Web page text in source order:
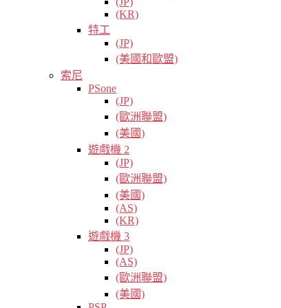
(KR)
特工
(JP)
(美國和歐盟)
索尼
PSone
(JP)
(歐洲聯盟)
(美國)
遊戲機 2
(JP)
(歐洲聯盟)
(美國)
(AS)
(KR)
遊戲機 3
(JP)
(AS)
(歐洲聯盟)
(美國)